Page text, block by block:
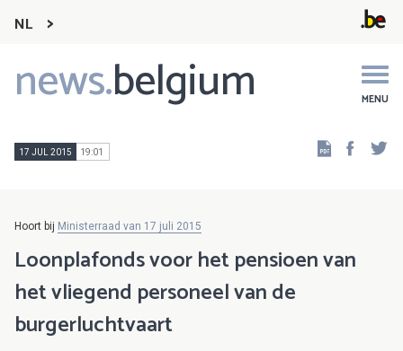
NL
news.belgium MENU
Main
navigation
17 JUL 2015 19:01
Hoort bij Ministerraad van 17 juli 2015
Loonplafonds voor het pensioen van
het vliegend personeel van de
burgerluchtvaart